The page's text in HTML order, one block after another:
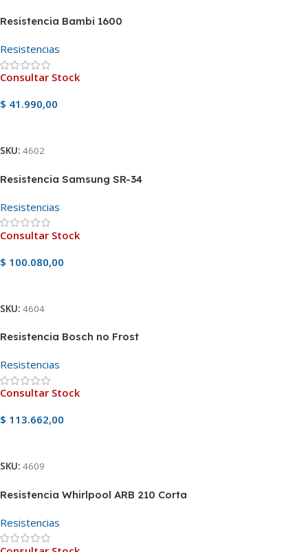
Resistencia Bambi 1600
Resistencias
Consultar Stock
$ 41.990,00
SKU: 4602
Resistencia Samsung SR-34
Resistencias
Consultar Stock
$ 100.080,00
SKU: 4604
Resistencia Bosch no Frost
Resistencias
Consultar Stock
$ 113.662,00
SKU: 4609
Resistencia Whirlpool ARB 210 Corta
Resistencias